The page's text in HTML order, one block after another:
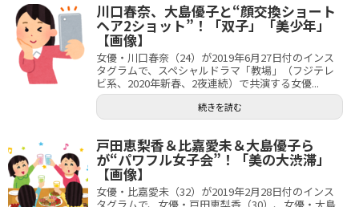
川口春奈、大島優子と“顔交換ショート
ヘア2ショット”！「双子」「美少年」
【画像】
女優・川口春奈（24）が2019年6月27日付のインス
タグラムで、スペシャルドラマ「教場」（フジテレ
ビ系、2020年新春、2夜連続）で共演する女優...
続きを読む
戸田恵梨香＆比嘉愛未＆大島優子ら
が“パワフル女子会”！「美の大渋滞」
【画像】
女優・比嘉愛未（32）が2019年2月28日付のインス